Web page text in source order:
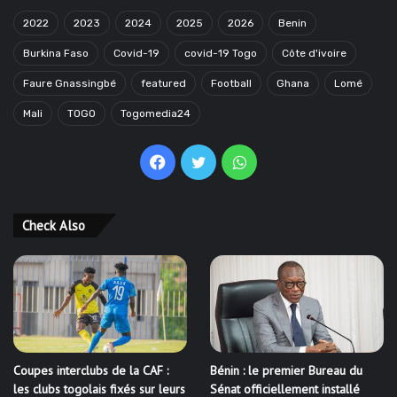
2022 2023 2024 2025 2026 Benin
Burkina Faso Covid-19 covid-19 Togo Côte d'ivoire
Faure Gnassingbé featured Football Ghana Lomé
Mali TOGO Togomedia24
Facebook
TwitterWhatsApp
Check Also
Coupes interclubs de la CAF :
les clubs togolais fixés sur leurs
Bénin : le premier Bureau du
Sénat officiellement installé